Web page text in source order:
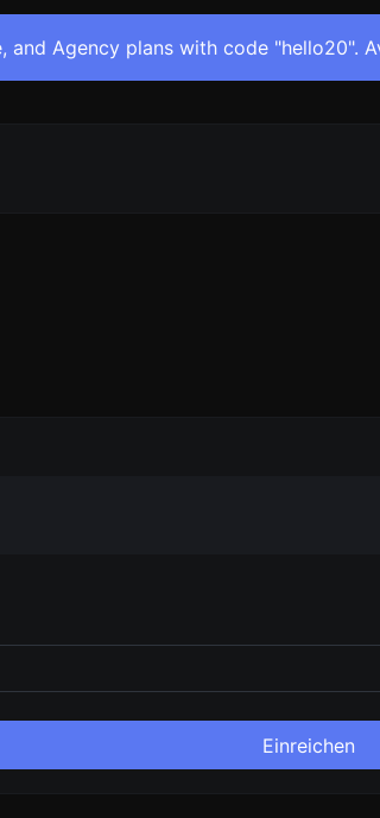
and Agency plans with code "hello20".
Einreichen